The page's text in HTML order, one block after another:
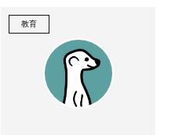
教育